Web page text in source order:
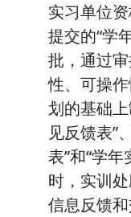
实习单位
提交的“学
批，通过
性、可操
划的基础
见反馈表”
表”和“学
时，实训
信息反馈